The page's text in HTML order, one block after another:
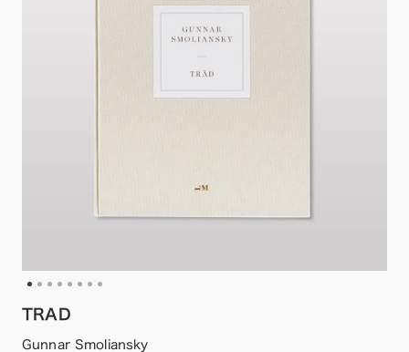
TRAD
Gunnar Smoliansky